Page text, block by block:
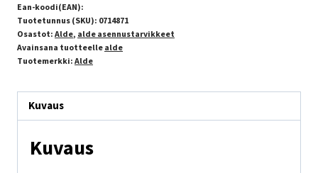
Ean-koodi(EAN):
Tuotetunnus (SKU): 0714871
Osastot: Alde, alde asennustarvikkeet
Avainsana tuotteelle alde
Tuotemerkki: Alde
Kuvaus
Kuvaus